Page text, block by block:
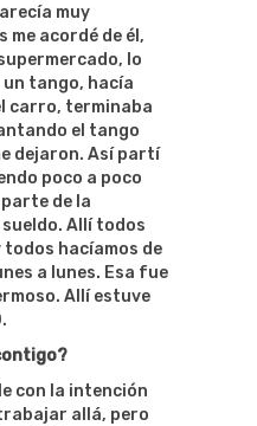
muy
acordé de él,
lo
un tango, hacía
carro, terminaba
el tango
dejaron. Así partí
poco a poco
de la
Allí todos
todos hacíamos de
a lunes. Esa fue
Allí estuve
con la intención
allá, pero